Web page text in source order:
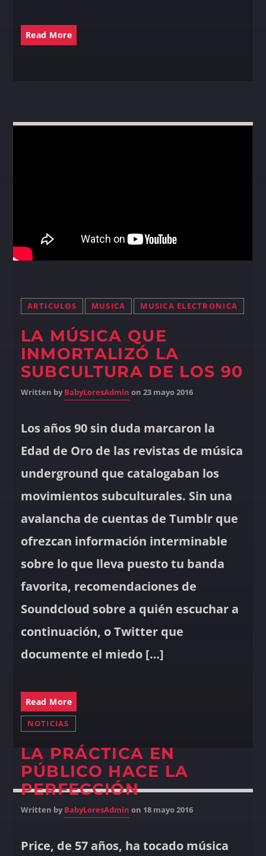
Read More
ARTICULOS MUSICA MUSICA ELECTRONICA
LA MÚSICA QUE
INMORTALIZÓ LA
SUBCULTURA DE LOS 90
Written by BabyLoresAdmin on 23 mayo 2016
Los años 90 sin duda marcaron la
Edad de Oro de las revistas de música
underground que catalogaban los
movimientos subculturales. Sin una
avalancha de cuentas de Tumblr que
ofrezcan información interminable
sobre lo que lleva puesto tu banda
favorita, recomendaciones de
Soundcloud sobre a quién escuchar a
continuación, o Twitter que
documente el miedo […]
Read More
NOTICIAS
LA PRÁCTICA EN
PÚBLICO HACE LA
PERFECCIÓN
Written by BabyLoresAdmin on 18 mayo 2016
Price, de 57 años, ha tocado música